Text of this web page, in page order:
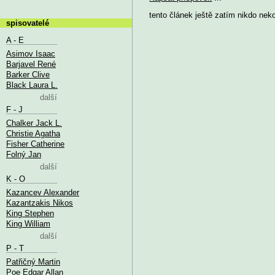
tento článek ještě zatím nikdo
spisovatelé
A - E
Asimov Isaac
Barjavel René
Barker Clive
Black Laura L.
další
F - J
Chalker Jack L.
Christie Agatha
Fisher Catherine
Folný Jan
další
K - O
Kazancev Alexander
Kazantzakis Nikos
King Stephen
King William
další
P - T
Patřičný Martin
Poe Edgar Allan